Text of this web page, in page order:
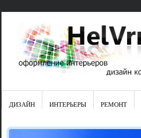
ДИЗАЙН ИНТЕРЬЕРЫ РЕМОНТ